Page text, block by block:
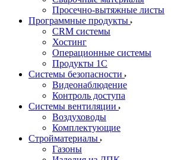
Просечно-вытяжные листы
Программные продукты
CRM системы
Хостинг
Операционные системы
Продукты 1С
Системы безопасности
Видеонаблюдение
Контроль доступа
Системы вентиляции
Воздуховоды
Комплектующие
Стройматериалы
Газоны